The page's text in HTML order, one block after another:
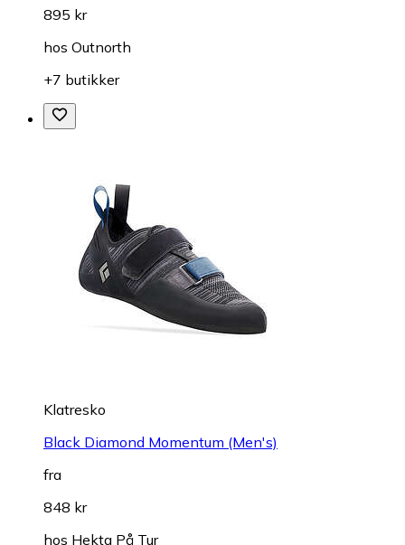
895 kr
hos Outnorth
+7 butikker
Klatresko
Black Diamond Momentum (Men's)
fra
848 kr
hos Hekta På Tur